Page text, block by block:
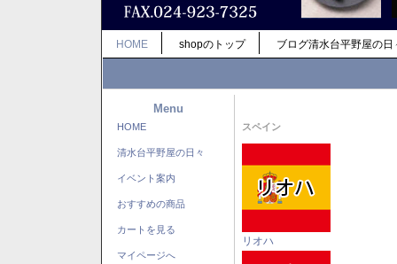
HOME shopのトップ ブログ清水台平野屋の日
Menu
HOME
清水台平野屋の日々
イベント案内
おすすめの商品
カートを見る
マイページへ
スペイン
リオハ